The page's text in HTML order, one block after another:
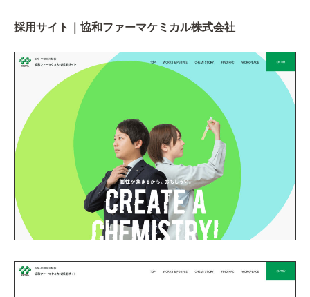
採用サイト｜協和ファーマケミカル株式会社